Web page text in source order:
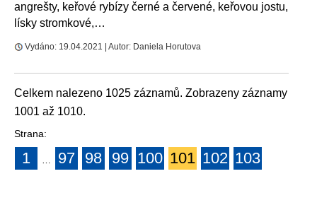
angrešty, keřové rybízy černé a červené, keřovou jostu,
lísky stromkové,…
Vydáno: 19.04.2021 | Autor: Daniela Horutova
Celkem nalezeno 1025 záznamů. Zobrazeny záznamy
1001 až 1010.
Strana:
1 … 97 98 99 100 101 102 103